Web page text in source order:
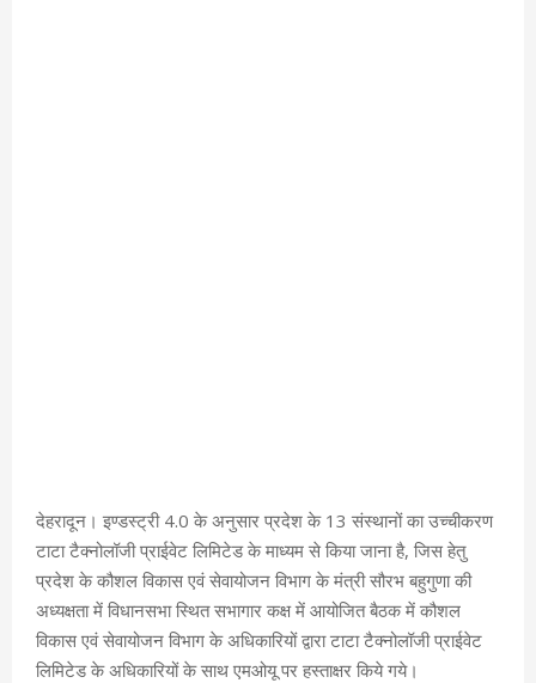
देहरादून। इण्डस्ट्री 4.0 के अनुसार प्रदेश के 13 संस्थानों का उच्चीकरण
टाटा टैक्नोलॉजी प्राईवेट लिमिटेड के माध्यम से किया जाना है, जिस हेतु
प्रदेश के कौशल विकास एवं सेवायोजन विभाग के मंत्री सौरभ बहुगुणा की
अध्यक्षता में विधानसभा स्थित सभागार कक्ष में आयोजित बैठक में कौशल
विकास एवं सेवायोजन विभाग के अधिकारियों द्वारा टाटा टैक्नोलॉजी प्राईवेट
लिमिटेड के अधिकारियों के साथ एमओयू पर हस्ताक्षर किये गये।